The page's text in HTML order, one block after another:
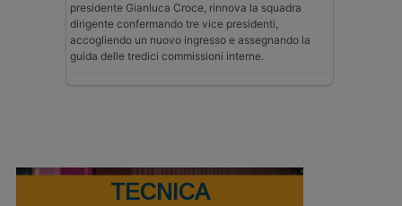
presidente Gianluca Croce, rinnova la squadra
dirigente confermando tre vice presidenti,
accogliendo un nuovo ingresso e assegnando la
guida delle tredici commissioni interne.
TECNICA